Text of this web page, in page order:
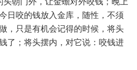
头朝门外，让金蟾对外咬钱；晚上
日咬的钱放入金库，随性，不须
，只是有机会记得的时候，将头
了；将头摆内，对它说：咬钱进